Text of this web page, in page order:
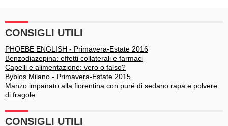
CONSIGLI UTILI
PHOEBE ENGLISH - Primavera-Estate 2016
Benzodiazepina: effetti collaterali e farmaci
Capelli e alimentazione: vero o falso?
Byblos Milano - Primavera-Estate 2015
Manzo impanato alla fiorentina con puré di sedano rapa e polvere
di fragole
CONSIGLI UTILI